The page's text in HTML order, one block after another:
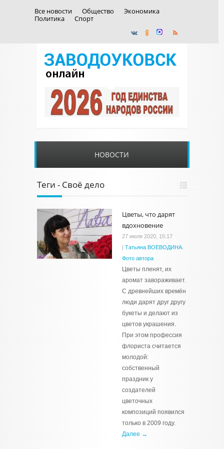
Все новости Общество
Экономика
Политика
Спорт
НОВОСТИ
Теги - Своё дело
Цветы, что дарят
вдохновение
27 июля 2020, 15:17
| Татьяна ВОЕВОДИНА.
Фото автора
Цветы пленят, их
аромат завораживает.
С древнейших времён
люди дарят друг другу
букеты и делают из
цветов украшения.
При этом профессия
флориста считается
молодой:
собственный
праздник у
создателей
цветочных
композиций появился
только в 2009 году.
Далее →